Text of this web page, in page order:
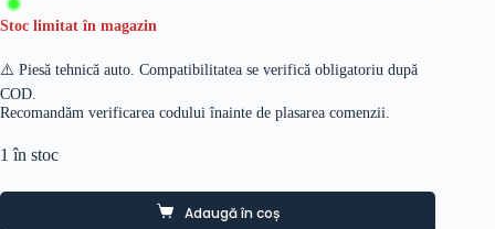
Stoc limitat în magazin
⚠️ Piesă tehnică auto. Compatibilitatea se verifică obligatoriu după
COD.
Recomandăm verificarea codului înainte de plasarea comenzii.
1 în stoc
Adaugă în coș